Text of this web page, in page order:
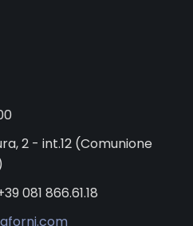
2 - int.12 (Comunione
081 866.61.18